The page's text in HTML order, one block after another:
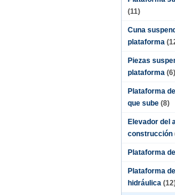
(11)
Cuna
plataforma
Piezas
plataforma (6)
Plataforma
que sube (8)
Elevador del
construcción
Plataforma
Plataforma
hidráulica